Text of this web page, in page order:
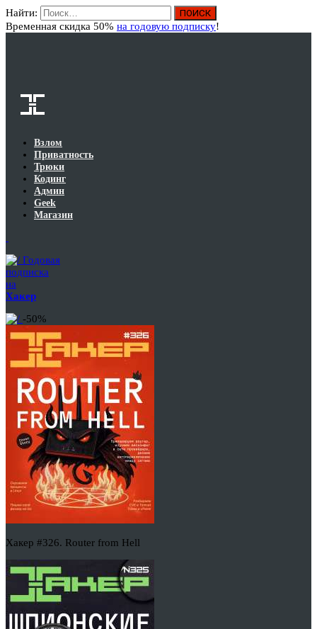
Найти:
Временная скидка 50% на годовую подписку!
Взлом
Приватность
Трюки
Кодинг
Админ
Geek
Магазин
Годовая
подписка
на
Хакер
-50%
Хакер #326. Router from Hell